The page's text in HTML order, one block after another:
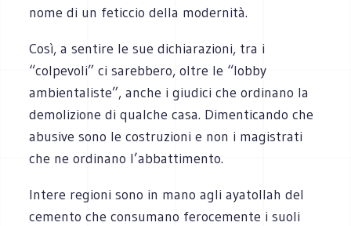
nome di un feticcio della modernità.
Così, a sentire le sue dichiarazioni, tra i
“colpevoli” ci sarebbero, oltre le “lobby
ambientaliste”, anche i giudici che ordinano la
demolizione di qualche casa. Dimenticando che
abusive sono le costruzioni e non i magistrati
che ne ordinano l’abbattimento.
Intere regioni sono in mano agli ayatollah del
cemento che consumano ferocemente i suoli